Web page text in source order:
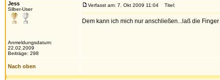
Jess
Silber-User
Anmeldungsdatum:
22.02.2009
Beiträge: 298
Verfasst am: 7. Okt 2009 11:04 Titel:
Dem kann ich mich nur anschließen...laß die
Nach oben